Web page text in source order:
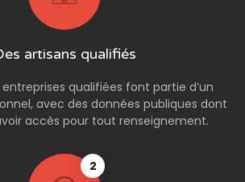
artisans qualifiés
qualifiées font partie d’un
avec des données publiques dont
accès pour tout renseignement.
2